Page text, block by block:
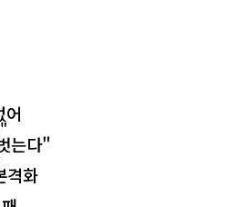
는다"
격화